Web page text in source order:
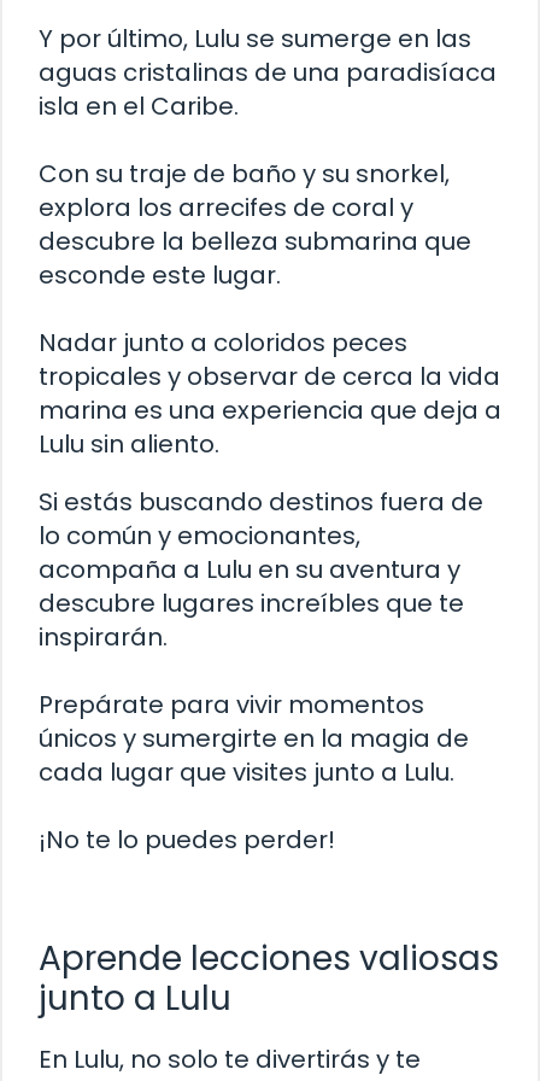
Y por último, Lulu se sumerge en las
aguas cristalinas de una paradisíaca
isla en el Caribe.
Con su traje de baño y su snorkel,
explora los arrecifes de coral y
descubre la belleza submarina que
esconde este lugar.
Nadar junto a coloridos peces
tropicales y observar de cerca la vida
marina es una experiencia que deja a
Lulu sin aliento.
Si estás buscando destinos fuera de
lo común y emocionantes,
acompaña a Lulu en su aventura y
descubre lugares increíbles que te
inspirarán.
Prepárate para vivir momentos
únicos y sumergirte en la magia de
cada lugar que visites junto a Lulu.
¡No te lo puedes perder!
Aprende lecciones valiosas
junto a Lulu
En Lulu, no solo te divertirás y te